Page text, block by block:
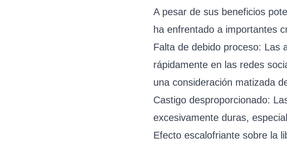
A pesar de sus beneficios
ha enfrentado a importantes
Falta de debido proceso: Las
rápidamente en las redes
una consideración matizada
Castigo desproporcionado:
excesivamente duras,
Efecto escalofriante sobre la